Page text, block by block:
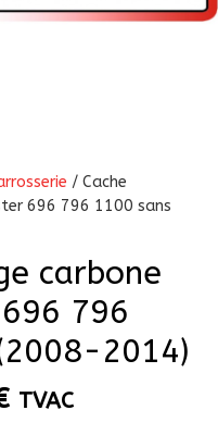
/ Cache
696 796 1100 sans
carbone
796
2014)
Plage
TVAC